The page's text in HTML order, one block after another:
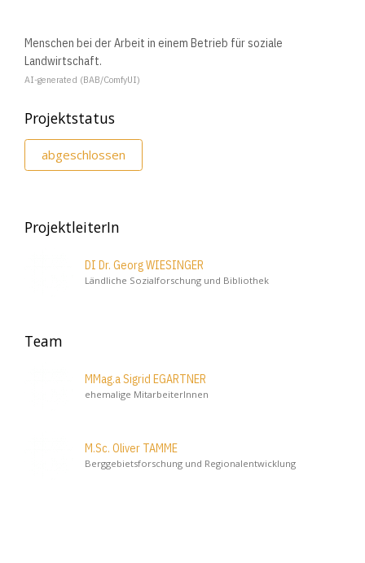
Menschen bei der Arbeit in einem Betrieb für soziale
Landwirtschaft.
AI-generated (BAB/ComfyUI)
Projektstatus
abgeschlossen
ProjektleiterIn
DI Dr. Georg WIESINGER
Ländliche Sozialforschung und Bibliothek
Team
MMag.a Sigrid EGARTNER
ehemalige MitarbeiterInnen
M.Sc. Oliver TAMME
Berggebietsforschung und Regionalentwicklung